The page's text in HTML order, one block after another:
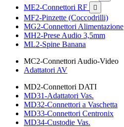
ME2-Connettori RF 
MF2-Pinzette (Coccodrilli)
MG2-Connettori Alimentazione
MH2-Prese Audio 3,5mm
ML2-Spine Banana
MC2-Connettori Audio-Video
Adattatori AV
MD2-Connettori DATI
MD31-Adattatori Vas.
MD32-Connettori a Vaschetta
MD33-Connettori Centronix
MD34-Custodie Vas.